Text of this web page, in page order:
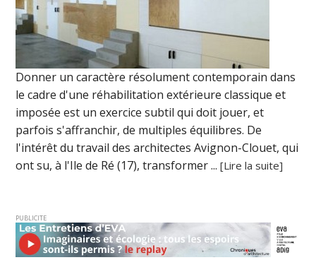
Donner un caractère résolument contemporain dans
le cadre d'une réhabilitation extérieure classique et
imposée est un exercice subtil qui doit jouer, et
parfois s'affranchir, de multiples équilibres. De
l'intérêt du travail des architectes Avignon-Clouet, qui
ont su, à l'Ile de Ré (17), transformer ...[Lire la suite]
PUBLICITE